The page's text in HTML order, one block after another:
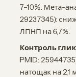
7–10%. Мета-
29237345):
ЛПНП на 6,7%.
Контроль
PMID:
натощак на 2,1